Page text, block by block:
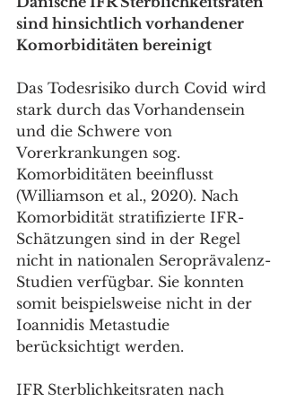
sind hinsichtlich vorhandener
Komorbiditäten bereinigt
Das Todesrisiko durch Covid wird
stark durch das Vorhandensein
und die Schwere von
Vorerkrankungen sog.
Komorbiditäten beeinflusst
(Williamson et al., 2020). Nach
Komorbidität stratifizierte IFR-
Schätzungen sind in der Regel
nicht in nationalen Seroprävalenz-
Studien verfügbar. Sie konnten
somit beispielsweise nicht in der
Ioannidis Metastudie
berücksichtigt werden.
IFR Sterblichkeitsraten nach